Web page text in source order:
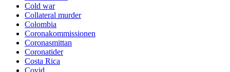
Cold war
Collateral murder
Colombia
Coronakommissionen
Coronasmittan
Coronatider
Costa Rica
Covid